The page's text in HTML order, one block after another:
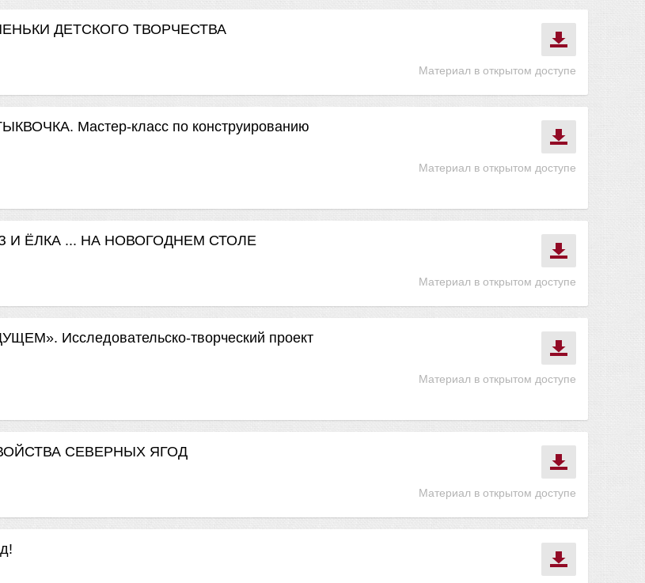
Материал в открытом доступе
ДЕТСКОГО ТВОРЧЕСТВА
Материал в открытом доступе
Мастер-класс по конструированию
Материал в открытом доступе
И ЁЛКА ... НА НОВОГОДНЕМ СТОЛЕ
Материал в открытом доступе
Исследовательско-творческий проект
Материал в открытом доступе
СЕВЕРНЫХ ЯГОД